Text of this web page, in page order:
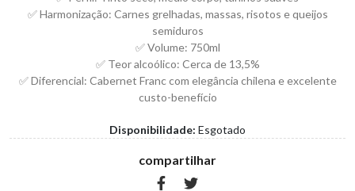
✅ Harmonização: Carnes grelhadas, massas, risotos e queijos
semiduros
✅ Volume: 750ml
✅ Teor alcoólico: Cerca de 13,5%
✅ Diferencial: Cabernet Franc com elegância chilena e excelente
custo-benefício
Disponibilidade: Esgotado
compartilhar